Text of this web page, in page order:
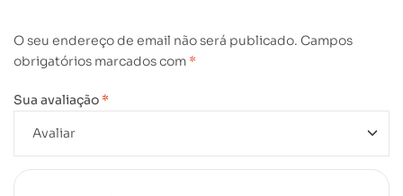
O seu endereço de email não será publicado. Campos
obrigatórios marcados com *
Sua avaliação *